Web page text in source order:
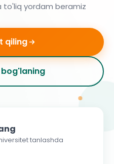
yordam beramiz
qiling
bog'laning
tanlashda